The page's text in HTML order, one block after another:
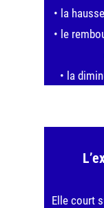
• la
• le
• la
Elle court